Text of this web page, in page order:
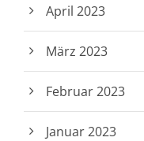
April 2023
März 2023
Februar 2023
Januar 2023